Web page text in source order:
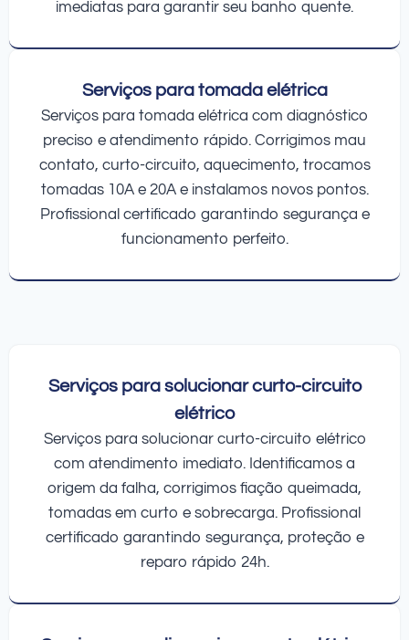
imediatas para garantir seu banho quente.
Serviços para tomada elétrica
Serviços para tomada elétrica com diagnóstico
preciso e atendimento rápido. Corrigimos mau
contato, curto-circuito, aquecimento, trocamos
tomadas 10A e 20A e instalamos novos pontos.
Profissional certificado garantindo segurança e
funcionamento perfeito.
Serviços para solucionar curto-circuito
elétrico
Serviços para solucionar curto-circuito elétrico
com atendimento imediato. Identificamos a
origem da falha, corrigimos fiação queimada,
tomadas em curto e sobrecarga. Profissional
certificado garantindo segurança, proteção e
reparo rápido 24h.